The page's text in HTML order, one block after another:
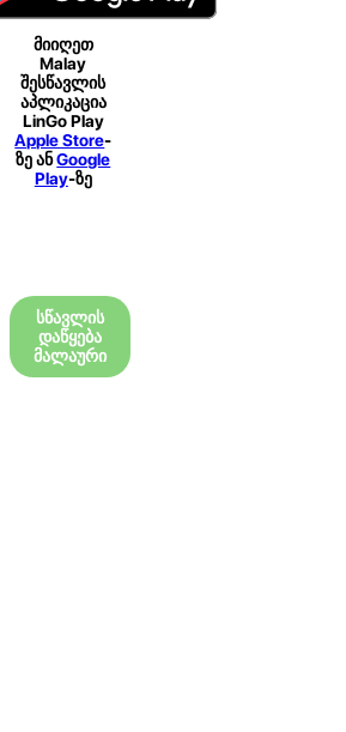
მიიღეთ
Malay
შესწავლის
აპლიკაცია
LinGo Play
Apple Store-
ზე ანGoogle
Play-ზე
სწავლის
დაწყება
მალაური